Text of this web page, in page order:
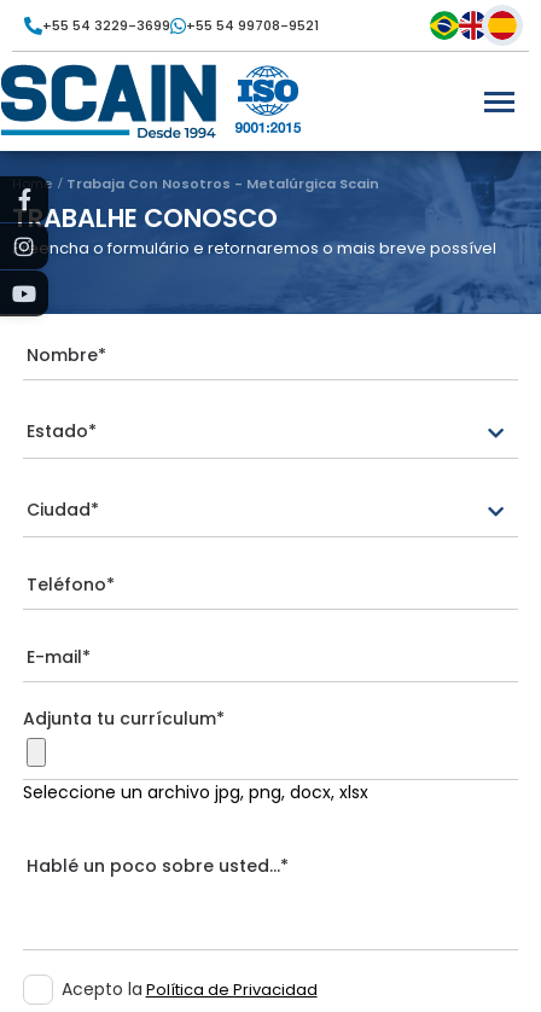
+55 54 3229-3699 +55 54 99708-9521
Home Trabaja Con Nosotros - Metalúrgica Scain
TRABALHE CONOSCO
Preencha o formulário e retornaremos o mais breve possível
Adjunta tu currículum*
Seleccione un archivo jpg, png, docx, xlsx
Acepto la Política de Privacidad